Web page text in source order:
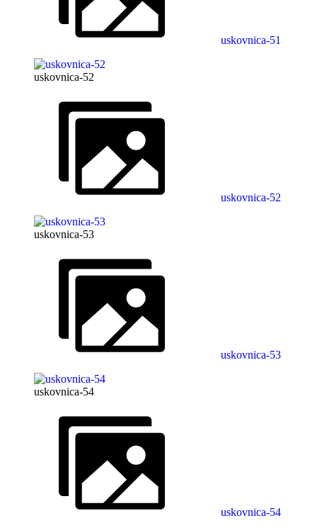
uskovnica-51
uskovnica-52
uskovnica-52
uskovnica-53
uskovnica-53
uskovnica-54
uskovnica-54